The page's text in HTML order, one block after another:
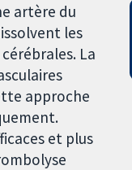
artère du
les
La
approche
et plus